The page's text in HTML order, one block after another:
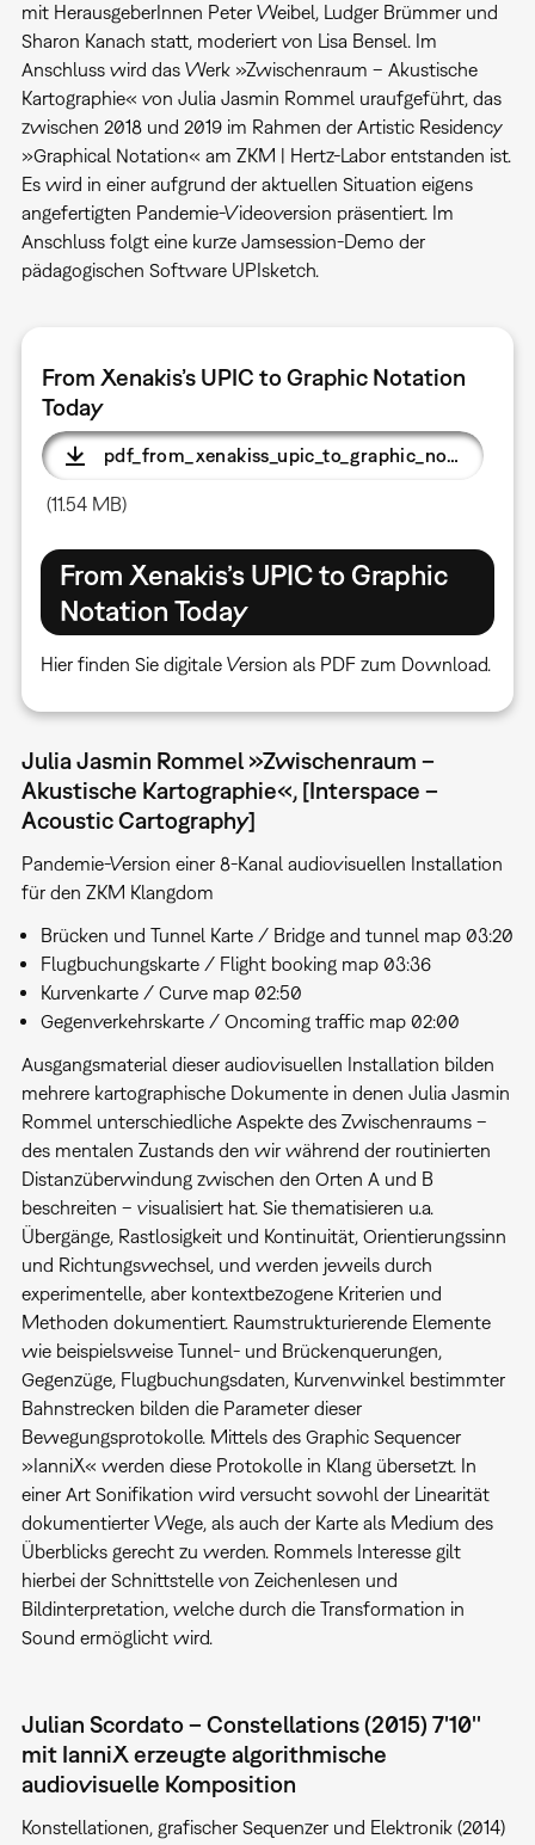
mit HerausgeberInnen Peter Weibel, Ludger Brümmer und
Sharon Kanach statt, moderiert von Lisa Bensel. Im
Anschluss wird das Werk »Zwischenraum – Akustische
Kartographie« von Julia Jasmin Rommel uraufgeführt, das
zwischen 2018 und 2019 im Rahmen der Artistic Residency
»Graphical Notation« am ZKM | Hertz-Labor entstanden ist.
Es wird in einer aufgrund der aktuellen Situation eigens
angefertigten Pandemie-Videoversion präsentiert. Im
Anschluss folgt eine kurze Jamsession-Demo der
pädagogischen Software UPIsketch.
From Xenakis’s UPIC to Graphic
Notation Today
Hier finden Sie digitale Version als PDF zum Download.
From Xenakis’s UPIC to Graphic Notation
Today
pdf_from_xenakiss_upic_to_graphic_notation_today_zkm.pdf
(11.54 MB)
Julia Jasmin Rommel »Zwischenraum –
Akustische Kartographie«, [Interspace –
Acoustic Cartography]
Pandemie-Version einer 8-Kanal audiovisuellen Installation
für den ZKM Klangdom
Brücken und Tunnel Karte / Bridge and tunnel map 03:20
Flugbuchungskarte / Flight booking map 03:36
Kurvenkarte / Curve map 02:50
Gegenverkehrskarte / Oncoming traffic map 02:00
Ausgangsmaterial dieser audiovisuellen Installation bilden
mehrere kartographische Dokumente in denen Julia Jasmin
Rommel unterschiedliche Aspekte des Zwischenraums –
des mentalen Zustands den wir während der routinierten
Distanzüberwindung zwischen den Orten A und B
beschreiten – visualisiert hat. Sie thematisieren u.a.
Übergänge, Rastlosigkeit und Kontinuität, Orientierungssinn
und Richtungswechsel, und werden jeweils durch
experimentelle, aber kontextbezogene Kriterien und
Methoden dokumentiert. Raumstrukturierende Elemente
wie beispielsweise Tunnel- und Brückenquerungen,
Gegenzüge, Flugbuchungsdaten, Kurvenwinkel bestimmter
Bahnstrecken bilden die Parameter dieser
Bewegungsprotokolle. Mittels des Graphic Sequencer
»IanniX« werden diese Protokolle in Klang übersetzt. In
einer Art Sonifikation wird versucht sowohl der Linearität
dokumentierter Wege, als auch der Karte als Medium des
Überblicks gerecht zu werden. Rommels Interesse gilt
hierbei der Schnittstelle von Zeichenlesen und
Bildinterpretation, welche durch die Transformation in
Sound ermöglicht wird.
Julian Scordato – Constellations (2015) 7'10''
mit IanniX erzeugte algorithmische
audiovisuelle Komposition
Konstellationen, grafischer Sequenzer und Elektronik (2014)